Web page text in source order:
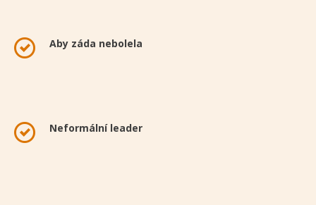
Aby záda nebolela
Neformální leader